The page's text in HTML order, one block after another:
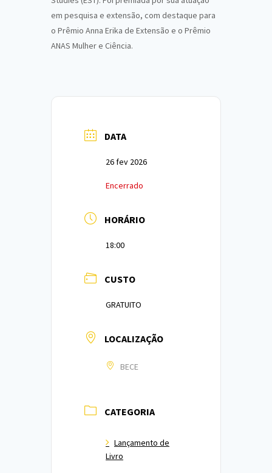
em pesquisa e extensão, com destaque para
o Prêmio Anna Erika de Extensão e o Prêmio
ANAS Mulher e Ciência.
DATA
26 fev 2026
Encerrado
HORÁRIO
18:00
CUSTO
GRATUITO
LOCALIZAÇÃO
BECE
CATEGORIA
Lançamento de
Livro